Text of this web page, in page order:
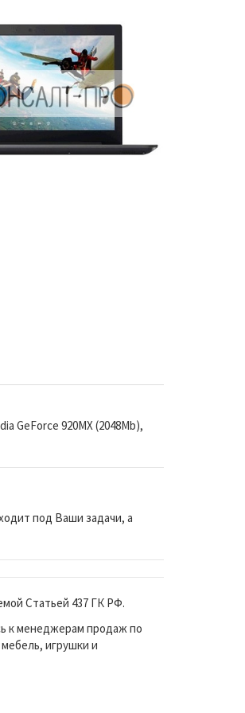
GeForce 920MX (2048Mb),
под Ваши задачи, а
Статьей 437 ГК РФ.
к менеджерам продаж по
игрушки и